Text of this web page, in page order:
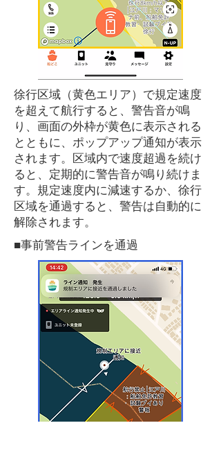
徐行区域（黄色エリア）で規定速度
を超えて航行すると、警告音が鳴
り、画面の外枠が黄色に表示される
とともに、ポップアップ通知が表示
されます。区域内で速度超過を続け
ると、定期的に警告音が鳴り続けま
す。規定速度内に減速するか、徐行
区域を通過すると、警告は自動的に
解除されます。
■事前警告ラインを通過